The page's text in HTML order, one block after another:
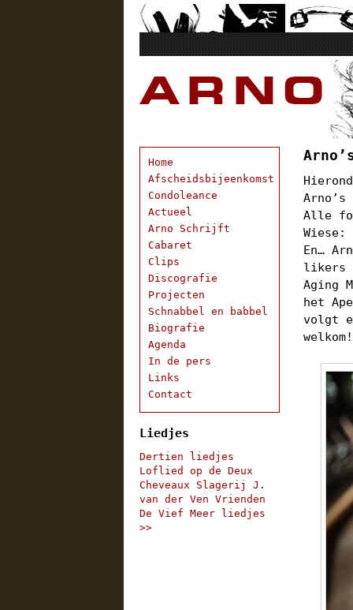
Home
Afscheidsbijeenkomst
Condoleance
Actueel
Arno Schrijft
Cabaret
Clips
Discografie
Projecten
Schnabbel en babbel
Biografie
Agenda
In de pers
Links
Contact
Liedjes
Dertien liedjes
Loflied op de Deux
Cheveaux
Slagerij J.
van der Ven Vrienden
De Vief Meer liedjes
>>
Alle
Wiese:
En…
likers
Aging
het
volgt
welkom!